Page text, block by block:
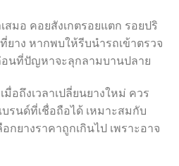
สมอ คอยสังเกตรอยแตก รอยปริ
าง หากพบให้รีบนำรถเข้าตรวจ
นที่ปัญหาจะลุกลามบานปลาย
อถึงเวลาเปลี่ยนยางใหม่ ควร
รนด์ที่เชื่อถือได้ เหมาะสมกับ
กยางราคาถูกเกินไป เพราะอาจ